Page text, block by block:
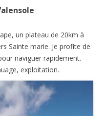
un plateau de 20km à
Sainte marie. Je profite de
naviguer rapidement.
exploitation.